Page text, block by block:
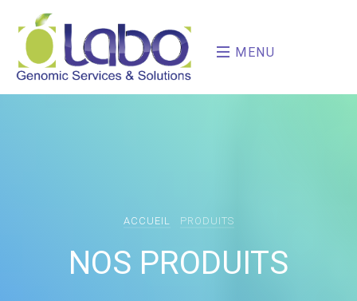
MENU
ACCUEIL PRODUITS
NOS PRODUITS